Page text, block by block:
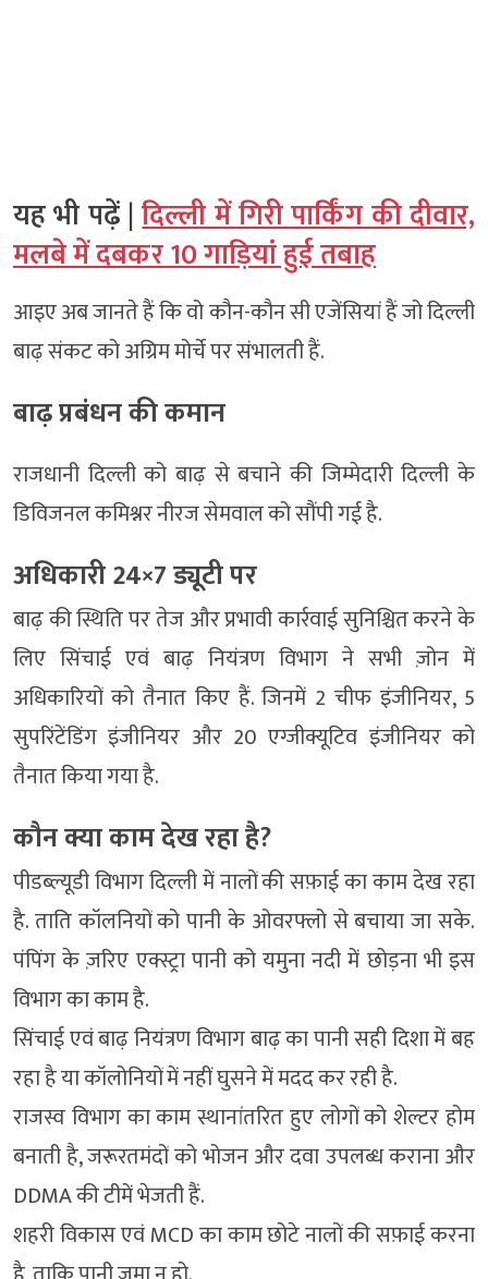
यह भी पढ़ें |दिल्ली में गिरी पार्किंग की दीवार,
मलबे में दबकर 10 गाड़ियां हुई तबाह
आइए अब जानते हैं कि वो कौन-कौन सी एजेंसियां हैं जो दिल्ली
बाढ़ संकट को अग्रिम मोर्चे पर संभालती हैं.
बाढ़ प्रबंधन की कमान
राजधानी दिल्ली को बाढ़ से बचाने की जिम्मेदारी दिल्ली के
डिविजनल कमिश्नर नीरज सेमवाल को सौंपी गई है.
अधिकारी 24×7 ड्यूटी पर
बाढ़ की स्थिति पर तेज और प्रभावी कार्रवाई सुनिश्चित करने के
लिए सिंचाई एवं बाढ़ नियंत्रण विभाग ने सभी ज़ोन में
अधिकारियों को तैनात किए हैं. जिनमें 2 चीफ इंजीनियर, 5
सुपरिंटेंडिंग इंजीनियर और 20 एग्जीक्यूटिव इंजीनियर को
तैनात किया गया है.
कौन क्या काम देख रहा है?
पीडब्ल्यूडी विभाग दिल्ली में नालों की सफ़ाई का काम देख रहा
है. ताति कॉलनियों को पानी के ओवरफ्लो से बचाया जा सके.
पंपिंग के ज़रिए एक्स्ट्रा पानी को यमुना नदी में छोड़ना भी इस
विभाग का काम है.
सिंचाई एवं बाढ़ नियंत्रण विभाग बाढ़ का पानी सही दिशा में बह
रहा है या कॉलोनियों में नहीं घुसने में मदद कर रही है.
राजस्व विभाग का काम स्थानांतरित हुए लोगों को शेल्टर होम
बनाती है, जरूरतमंदों को भोजन और दवा उपलब्ध कराना और
DDMA की टीमें भेजती हैं.
शहरी विकास एवं MCD का काम छोटे नालों की सफ़ाई करना